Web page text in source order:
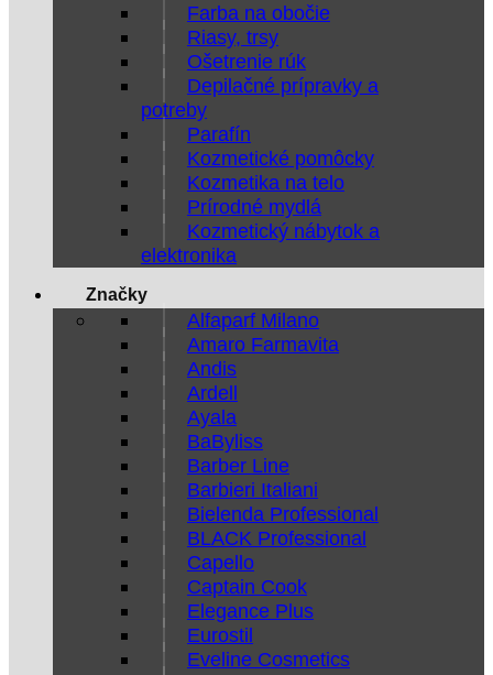
Farba na obočie
Riasy, trsy
Ošetrenie rúk
Depilačné prípravky a
potreby
Parafín
Kozmetické pomôcky
Kozmetika na telo
Prírodné mydlá
Kozmetický nábytok a
elektronika
Značky
Alfaparf Milano
Amaro Farmavita
Andis
Ardell
Ayala
BaByliss
Barber Line
Barbieri Italiani
Bielenda Professional
BLACK Professional
Capello
Captain Cook
Elegance Plus
Eurostil
Eveline Cosmetics